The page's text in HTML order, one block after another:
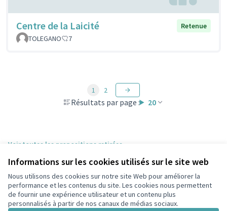
Informations sur les cookies utilisés sur le site web
Nous utilisons des cookies sur notre site Web pour améliorer la
performance et les contenus du site. Les cookies nous permettent
de fournir une expérience utilisateur et un contenu plus
personnalisés à partir de nos canaux de médias sociaux.
Centre de la Laicité
Retenue
TOLEGANO
7
Résultats par page : 20
1 2
Voir toutes les propositions retirées
Conditions d'utilisation
Paramètres des cookies
participons.colombes.fr sur Facebook